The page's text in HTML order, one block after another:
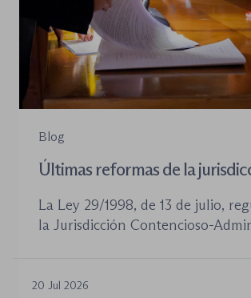
Blog
Últimas reformas de la
La Ley 29/1998, de 13 de julio,
la Jurisdicción Contencioso-
aprobadas en los últimos años no
20 Jul 2026